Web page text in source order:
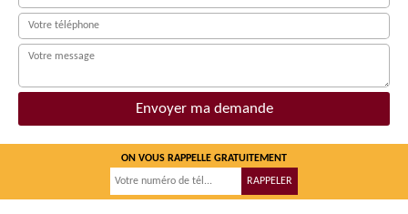
ON VOUS RAPPELLE GRATUITEMENT